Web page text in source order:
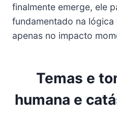
finalmente emerge, ele
fundamentado na
apenas no impacto
Temas e
humana e